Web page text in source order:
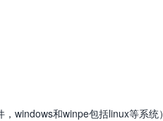
windows和winpe包括linux等系统）